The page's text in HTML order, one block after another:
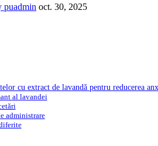
puadmin oct. 30, 2025
cu extract de lavandă pentru reducerea
al lavandei
administrare